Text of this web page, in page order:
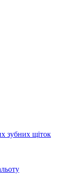
зубних щіток